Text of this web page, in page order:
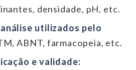
densidade, pH, etc.
utilizados pelo
ABNT, farmacopeia, etc.
e validade: